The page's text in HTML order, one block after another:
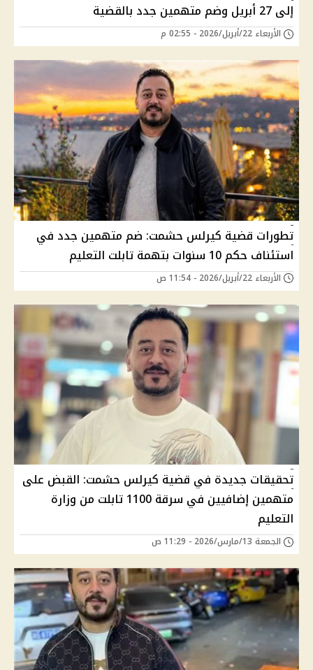
إلى 27 أبريل وضم متهمين جدد بالقضية
الأربعاء 22/أبريل/2026 - 02:55 م
تطورات قضية كيرلس حشمت: ضم متهمين جدد في
استئناف حكم 10 سنوات بتهمة تابلت التعليم
الأربعاء 22/أبريل/2026 - 11:54 ص
تحقيقات جديدة في قضية كيرلس حشمت: القبض على
متهمين إضافيين في سرقة 1100 تابلت من وزارة
التعليم
الجمعة 13/مارس/2026 - 11:29 ص